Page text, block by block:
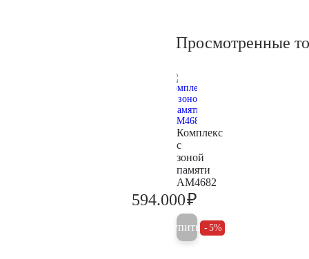
Просмотренные
Комплекс
с
зоной
памяти
AM4682
594.000₽
Купить 5%